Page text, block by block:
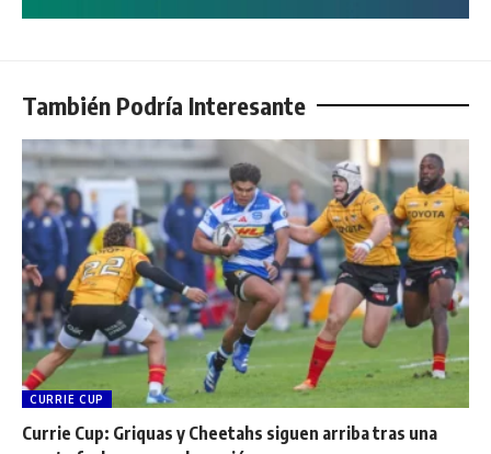
También Podría Interesante
CURRIE CUP
Currie Cup: Griquas y Cheetahs siguen arriba tras una